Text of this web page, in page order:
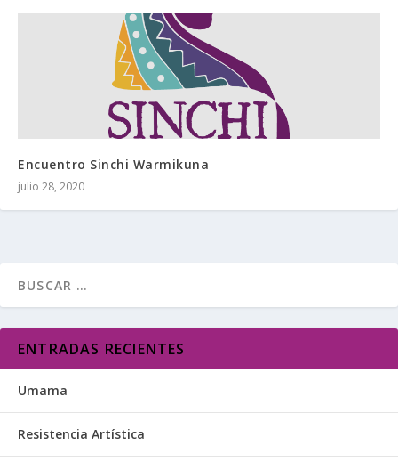
Encuentro Sinchi Warmikuna
julio 28, 2020
ENTRADAS RECIENTES
Umama
Resistencia Artística